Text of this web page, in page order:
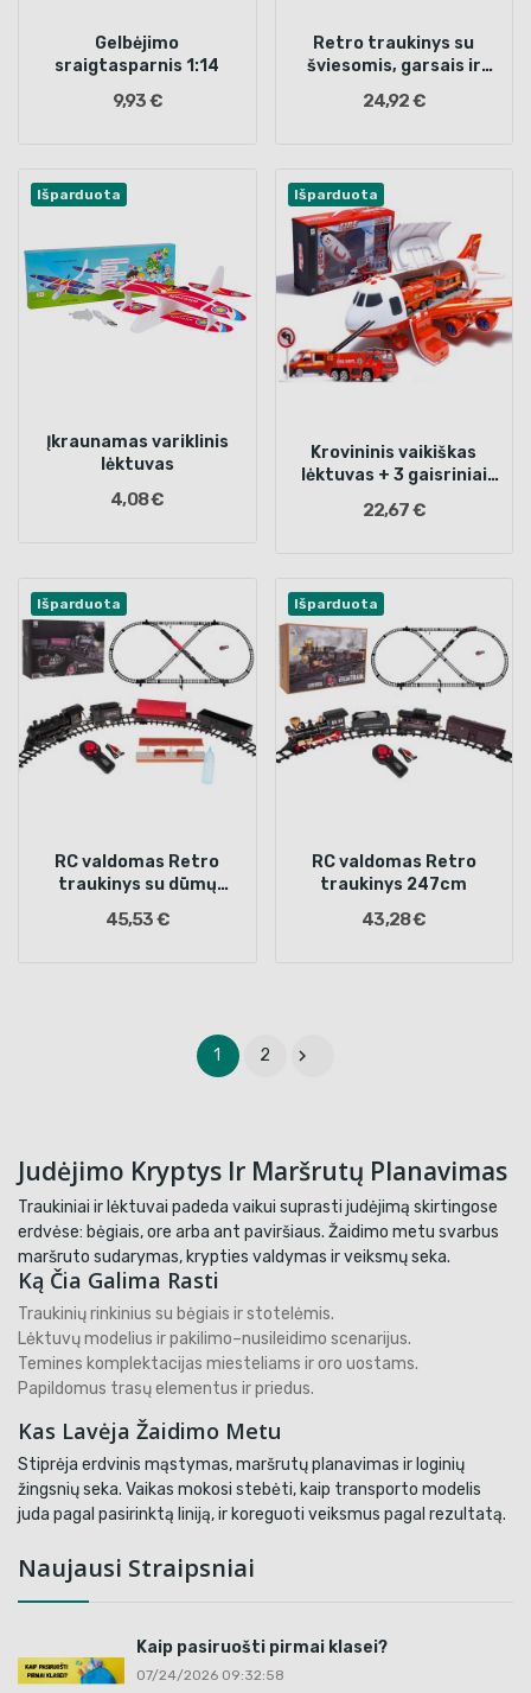
Naujausi Straipsniai
Kaip pasiruošti pirmai klasei?
07/24/2026 09:32:58
Gelbėjimo
sraigtasparnis 1:14
9,93 €
Retro traukinys su
šviesomis, garsais ir
dūmų funkcija 138cm
24,92 €
Išparduota
Įkraunamas variklinis
lėktuvas
4,08 €
Išparduota
Krovininis vaikiškas
lėktuvas + 3 gaisriniai
22,67 €
Išparduota
RC valdomas Retro
traukinys su dūmų
45,53 €
Išparduota
RC valdomas Retro
traukinys 247cm
43,28 €
1 2 
Judėjimo Kryptys Ir Maršrutų Planavimas
Traukiniai ir lėktuvai padeda vaikui suprasti judėjimą skirtingose
erdvėse: bėgiais, ore arba ant paviršiaus. Žaidimo metu svarbus
maršruto sudarymas, krypties valdymas ir veiksmų seka.
Ką Čia Galima Rasti
Traukinių rinkinius su bėgiais ir stotelėmis.
Lėktuvų modelius ir pakilimo–nusileidimo scenarijus.
Temines komplektacijas miesteliams ir oro uostams.
Papildomus trasų elementus ir priedus.
Kas Lavėja Žaidimo Metu
Stiprėja erdvinis mąstymas, maršrutų planavimas ir loginių
žingsnių seka. Vaikas mokosi stebėti, kaip transporto modelis
juda pagal pasirinktą liniją, ir koreguoti veiksmus pagal rezultatą.